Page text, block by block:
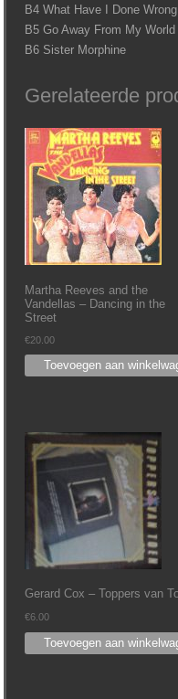
B4 What Have I Done Wrong
B5 Go Away From My World
B6 Sister Morphine
Gerelateerde
Martha Reeves and the
Vandellas – Dancing in the
Street
€20.00
Toevoegen aan
Gerard Cox – Toppers van
€6.00
Toevoegen aan